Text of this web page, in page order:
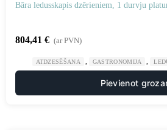
Bāra ledusskapis dzērieniem, 1 durvju
804,41 € (ar PVN)
ATDZESĒŠANA GASTRONOMIJA
Pievienot